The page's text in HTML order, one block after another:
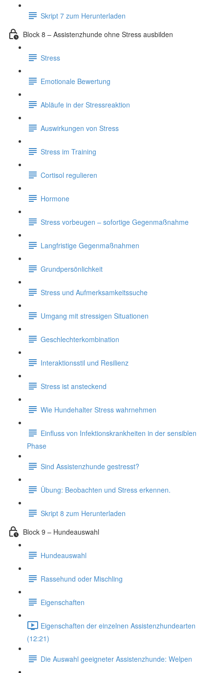
Skript 7 zum Herunterladen
Block 8 – Assistenzhunde ohne Stress ausbilden
Stress
Emotionale Bewertung
Abläufe in der Stressreaktion
Auswirkungen von Stress
Stress im Training
Cortisol regulieren
Hormone
Stress vorbeugen – sofortige Gegenmaßnahme
Langfristige Gegenmaßnahmen
Grundpersönlichkeit
Stress und Aufmerksamkeitssuche
Umgang mit stressigen Situationen
Geschlechterkombination
Interaktionsstil und Resilienz
Stress ist ansteckend
Wie Hundehalter Stress wahrnehmen
Einfluss von Infektionskrankheiten in der sensiblen
Phase
Sind Assistenzhunde gestresst?
Übung: Beobachten und Stress erkennen.
Skript 8 zum Herunterladen
Block 9 – Hundeauswahl
Hundeauswahl
Rassehund oder Mischling
Eigenschaften
Eigenschaften der einzelnen Assistenzhundearten
(12:21)
Die Auswahl geeigneter Assistenzhunde: Welpen